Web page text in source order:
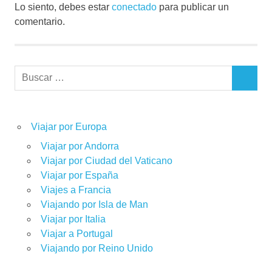
Lo siento, debes estar conectado para publicar un
comentario.
Buscar:
Viajar por Europa
Viajar por Andorra
Viajar por Ciudad del Vaticano
Viajar por España
Viajes a Francia
Viajando por Isla de Man
Viajar por Italia
Viajar a Portugal
Viajando por Reino Unido